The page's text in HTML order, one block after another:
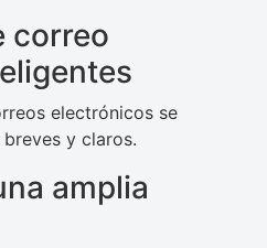
correo
electrónicos se
y claros.
amplia